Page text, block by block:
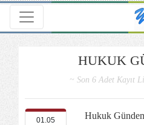
Toggle navigation
HUKUK
~ Son 6 Adet Kayıt
01.05 Hukuk